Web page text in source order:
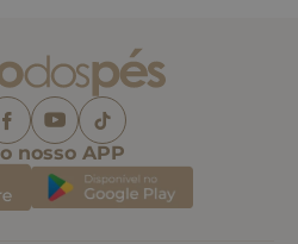
nosso APP